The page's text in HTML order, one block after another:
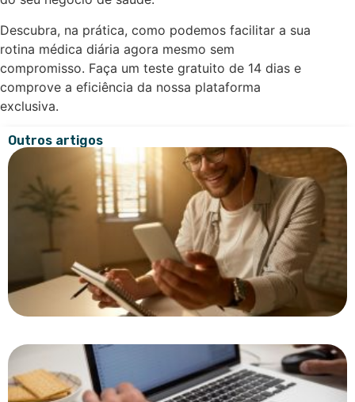
Descubra, na prática, como podemos facilitar a sua
rotina médica diária agora mesmo sem
compromisso. Faça um teste gratuito de 14 dias e
comprove a eficiência da nossa plataforma
exclusiva.
Outros artigos